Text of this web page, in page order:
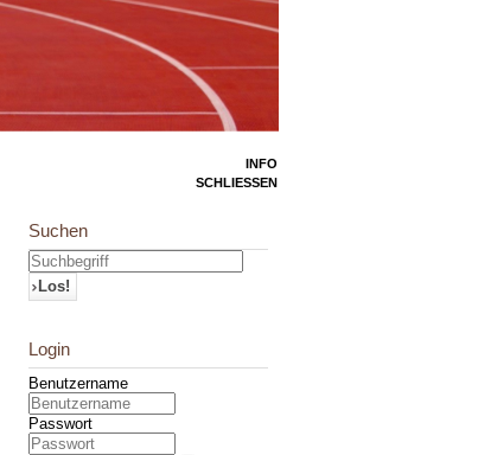
INFO
SCHLIESSEN
Suchen
Los!
Login
Benutzername
Passwort